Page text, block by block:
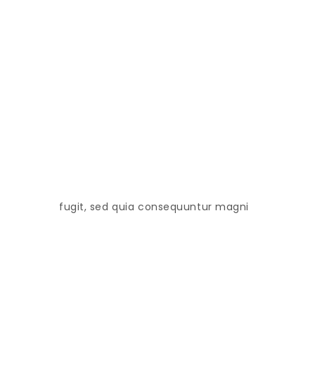
fugit, sed quia consequuntur magni